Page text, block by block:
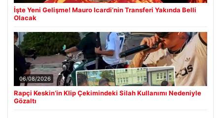
İşte Yeni Gelişme! Mauro Icardi’nin Transferi Yakında Belli
Olacak
06/08/2026
Rapçi Keskin’in Klip Çekimindeki Silah Kullanımı Nedeniyle
Gözaltı